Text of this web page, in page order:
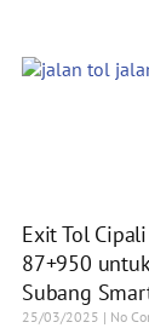
Exit Tol
87+950
Subang
25/03/2025 No